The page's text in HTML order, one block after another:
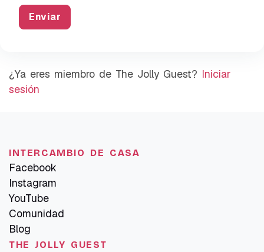
¿Ya eres miembro de The Jolly Guest? Iniciar
sesión
INTERCAMBIO DE CASA
Facebook
Instagram
YouTube
Comunidad
Blog
THE JOLLY GUEST